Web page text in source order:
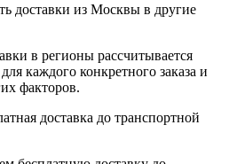
доставки из Москвы в другие
в регионы рассчитывается
каждого конкретного заказа и
факторов.
доставка до транспортной